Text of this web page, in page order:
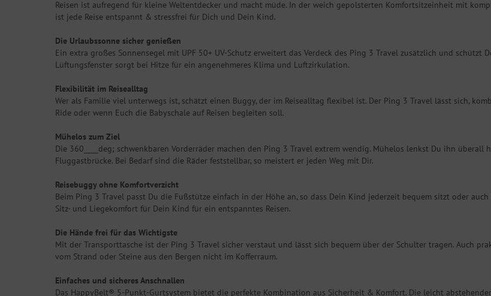
Reisen ist aufregend für kleine Weltentdecker und macht müde. In der weich gepolsterten Komfortsitzeinheit mit
ist jede Reise entspannt & stressfrei für Dich und Dein Kind.
Die Urlaubssonne sicher genießen
Ein extra großes Sonnensegel mit UPF 50+ UV-Schutz erweitert das Verdeck des Ping 3 Travel zusätzlich und
Lüftungsfenster sorgt bei Hitze für ein angenehmeres Klima und Luftzirkulation.
Flexibilität im Reisealltag
Wer als Familie viel unterwegs ist, schätzt einen Buggy, der im Reisealltag flexibel ist. Der Ping 3 Travel lässt sich,
Ride oder wenn Euch die Babyschale auf Reisen begleiten soll.
Mühelos zum Ziel
Die 360____deg; schwenkbaren Vorderräder machen den Ping 3 Travel extrem wendig. Mühelos lenkst Du ihn
Fluggastbrücke. Bei Bedarf sind die Räder feststellbar, so meistert er jeden Weg mit Dir.
Reisebuggy ohne Komfortverzicht
Beim Ping 3 Travel passt Du die Fußstütze einfach in der Höhe an, so dass Dein Kind jederzeit bequem sitzt oder
Sitz- und Liegekomfort für Dein Kind für ein entspanntes Reisen.
Die Hände frei für das Wichtigste
Mit der Transporttasche ist der Ping 3 Travel sicher verstaut und lässt sich bequem über der Schulter tragen. Auch
vom Strand oder Steine aus den Bergen nicht im Kofferraum.
Einfaches und sicheres Anschnallen
Das HappyBelt® 5-Punkt-Gurtsystem bietet die perfekte Kombination aus Sicherheit & Komfort. Die leicht